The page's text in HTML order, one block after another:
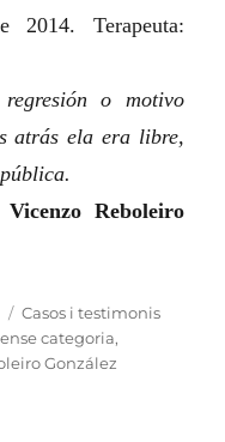
2014. Terapeuta:
o motivo
atrás ela era libre,
Reboleiro
Categories
Casos i testimonis
categoria,
González